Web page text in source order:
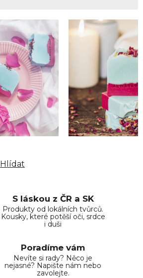
Hlídat
S láskou z ČR a SK
Produkty od lokálních tvůrců.
Kousky, které potěší oči, srdce
i duši
Poradíme vám
Nevíte si rady? Něco je
nejasné? Napište nám nebo
zavolejte.